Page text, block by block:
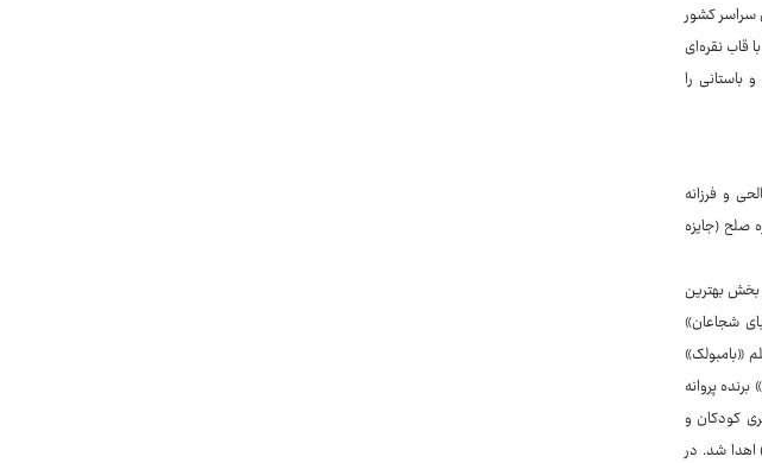
سراسر کشور
قاب نقره‌ای
باستانی را
و فرزانه
صلح (جایزه
بخش بهترین
شجاعان»
«بامبولک»
پروانه
کودکان و
بهترین فیلم را دریافت کرد. در بخش بهترین کارگردانی هم، پروانه زرین به آرش معیریان برای فیلم «بامبولک» (بام بالا ۲) اهدا شد. در